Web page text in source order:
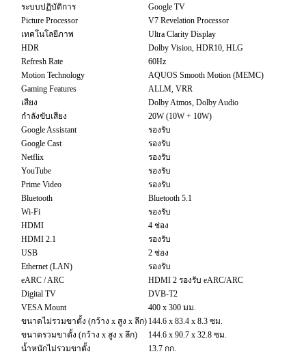
ระบบปฏิบัติการ
Google TV
Picture Processor
V7 Revelation Processor
เทคโนโลยีภาพ
Ultra Clarity Display
HDR
Dolby Vision, HDR10, HLG
Refresh Rate
60Hz
Motion Technology
AQUOS Smooth Motion (MEMC)
Gaming Features
ALLM, VRR
เสียง
Dolby Atmos, Dolby Audio
กำลังขับเสียง
20W (10W + 10W)
Google Assistant
รองรับ
Google Cast
รองรับ
Netflix
รองรับ
YouTube
รองรับ
Prime Video
รองรับ
Bluetooth
Bluetooth 5.1
Wi-Fi
รองรับ
HDMI
4 ช่อง
HDMI 2.1
รองรับ
USB
2 ช่อง
Ethernet (LAN)
รองรับ
eARC / ARC
HDMI 2 รองรับ eARC/ARC
Digital TV
DVB-T2
VESA Mount
400 x 300 มม.
ขนาดไม่รวมขาตั้ง (กว้าง x สูง x ลึก) 144.6 x 83.4 x 8.3 ซม.
ขนาดรวมขาตั้ง (กว้าง x สูง x ลึก)
144.6 x 90.7 x 32.8 ซม.
น้ำหนักไม่รวมขาตั้ง
13.7 กก.